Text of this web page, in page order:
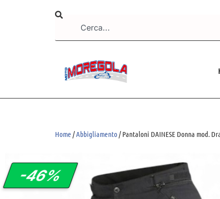
Home /Abbigliamento/ Pantaloni DAINESE Donna mod.
-46%